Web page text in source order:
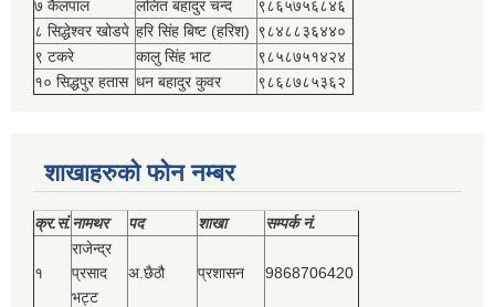
७ कैलपाल ललित बहादुर चन्द
९८६५७५६८४६
८ सिद्धेश्‍वर खोडपे हरि सिंह बिष्‍ट (हरिश) ९८४८८३६४४०
९ टकरे
कालु सिंह भाट
९८५८७५१४२४
१० सिद्धपुर हतास धन बहादुर कुवर ९८६८७८५३६२
शाखाहरुको फोन नम्बर
क्र.सं.नामथर पद शाखा सम्‍पर्क नं.
१
राजेन्द्र
प्रसाद
भट्ट
अ.छैठौ प्रशासन 9868706420